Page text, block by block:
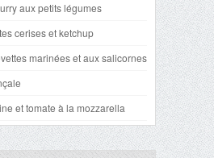
aux petits légumes
cerises et ketchup
marinées et aux salicornes
et tomate à la mozzarella